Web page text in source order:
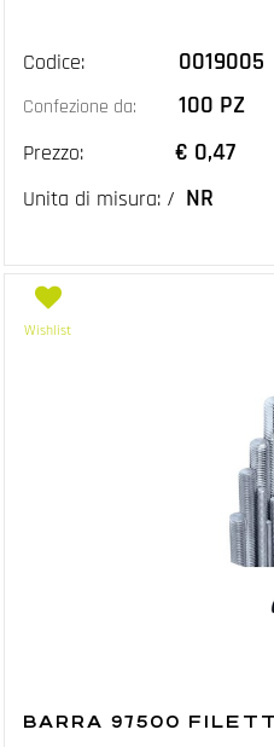
Codice: 0019005
Confezione da: 100 PZ
Prezzo: € 0,47
Unita di misura: / NR
Wishlist
BARRA 97500